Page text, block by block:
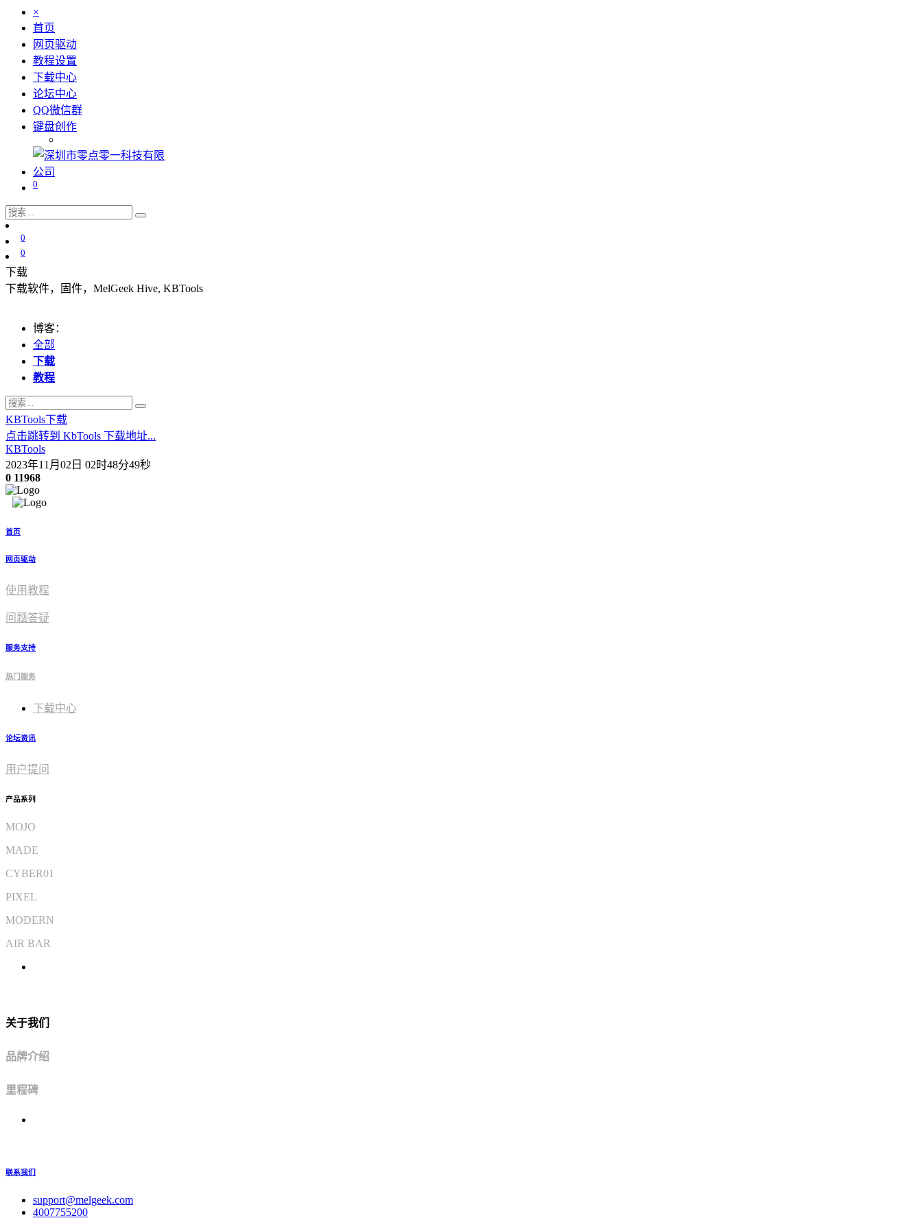
×
首页
网页驱动
教程设置
下载中心
论坛中心
QQ微信群
键盘创作
0
0
0
下载
下载软件，固件，MelGeek Hive, KBTools
博客：
全部
下载
教程
KBTools下载
点击跳转到 KbTools 下载地址...
KBTools
2023年11月02日 02时48分49秒
0 11968
首页
网页驱动
使用教程​
问题答疑
服务支持
热门服务
下载中心
论坛资讯
用户提问
产品系列
MOJO
MADE
CYBER01
PIXEL
MODERN
AIR BAR
关于我们
品牌介绍
里程碑
联系我们
support@melgeek.com
4007755200